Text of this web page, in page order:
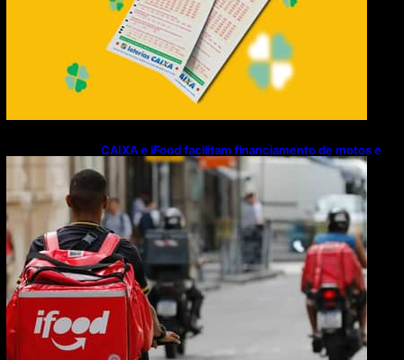
CAIXA e iFood facilitam financiamento de motos e
bicicletas elétricas para entregadores